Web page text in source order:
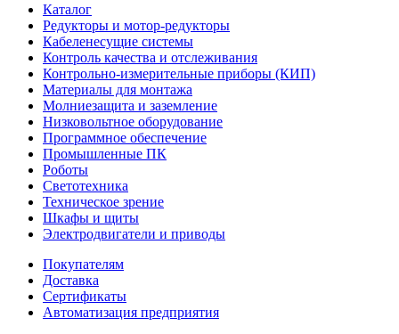
Каталог
Редукторы и мотор-редукторы
Кабеленесущие системы
Контроль качества и отслеживания
Контрольно-измерительные приборы (КИП)
Материалы для монтажа
Молниезащита и заземление
Низковольтное оборудование
Программное обеспечение
Промышленные ПК
Роботы
Светотехника
Техническое зрение
Шкафы и щиты
Электродвигатели и приводы
Покупателям
Доставка
Сертификаты
Автоматизация предприятия